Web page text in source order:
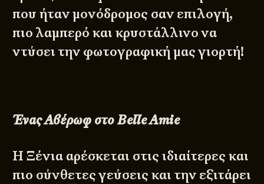
που ήταν μονόδρομος σαν επιλογή,
πιο λαμπερό και κρυστάλλινο να
ντύσει την φωτογραφική μας γιορτή!
Ένας Αβέρωφ στοBelleAmie
H Ξένια αρέσκεται στις ιδιαίτερες και
πιο σύνθετες γεύσεις και την εξιτάρει